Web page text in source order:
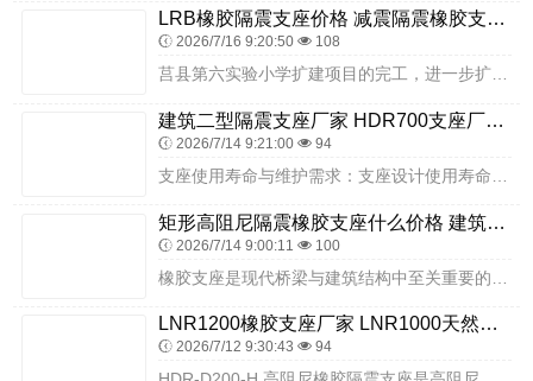
LRB橡胶隔震支座价格 减震隔震橡胶支座生产厂家 建筑橡胶型隔震支座厂家
2026/7/16 9:20:50 108
建筑二型隔震支座厂家 HDR700支座厂家 LRB800铅芯支座厂家
2026/7/14 9:21:00 94
矩形高阻尼隔震橡胶支座什么价格 建筑抗震隔震支座工厂厂家 LNR隔震支座1300生产厂家
2026/7/14 9:00:11 100
LNR1200橡胶支座厂家 LNR1000天然橡胶隔震支座源头工厂 建筑抗拔减震支座生产厂家
2026/7/12 9:30:43 94